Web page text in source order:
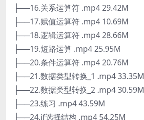
├──16.关系运算符 .mp4 29.42M
├──17.赋值运算符 .mp4 10.69M
├──18.逻辑运算符 .mp4 28.66M
├──19.短路运算 .mp4 25.95M
├──20.条件运算符 .mp4 20.76M
├──21.数据类型转换_1 .mp4 33.35M
├──22.数据类型转换_2 .mp4 30.59M
├──23.练习 .mp4 43.59M
├──24.if选择结构 .mp4 54.25M